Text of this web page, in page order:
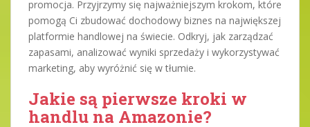
promocja. Przyjrzymy się najważniejszym krokom, które
pomogą Ci zbudować dochodowy biznes na największej
platformie handlowej na świecie. Odkryj, jak zarządzać
zapasami, analizować wyniki sprzedaży i wykorzystywać
marketing, aby wyróżnić się w tłumie.
Jakie są pierwsze kroki w
handlu na Amazonie?